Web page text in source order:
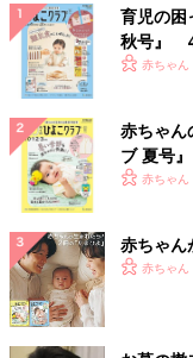
持ち、医療的ケアを
後等デイサービス、
育所等訪問支援、相
これらのほかに、旅
提供や、地域の園や
んでいます。3歳から
れていて、看護師や
病気や障がいが
したい
育児の困
秋号』 4
いっぱい
赤ちゃん
赤ちゃん
ブ 夏号
く！ お
赤ちゃん
赤ちゃん
赤ちゃん